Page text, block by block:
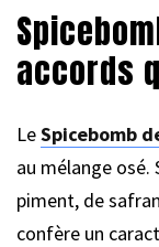
accords
LeSpicebomb
au mélange
piment, de
confère un